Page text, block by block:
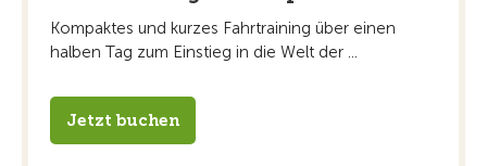
Kompaktes und kurzes Fahrtraining über einen
halben Tag zum Einstieg in die Welt der ...
Jetzt buchen